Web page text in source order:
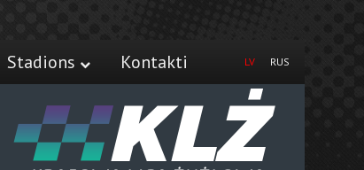
Stadions Kontakti RUS
LV